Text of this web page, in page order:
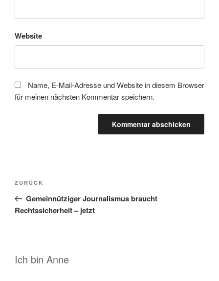
Website
Name, E-Mail-Adresse und Website in diesem Browser
für meinen nächsten Kommentar speichern.
Beitragsnavigation
Vorheriger
Beitrag
ZURÜCK
Gemeinnütziger Journalismus braucht
Rechtssicherheit – jetzt
Ich bin Anne